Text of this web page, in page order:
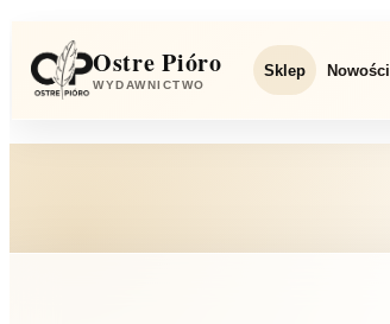
Ostre Pióro
WYDAWNICTWO
Sklep Nowości
Szukaj